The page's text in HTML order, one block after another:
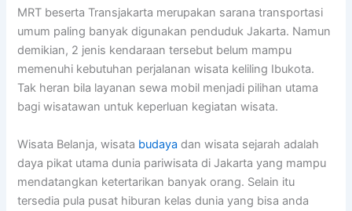
MRT beserta Transjakarta merupakan sarana transportasi
umum paling banyak digunakan penduduk Jakarta. Namun
demikian, 2 jenis kendaraan tersebut belum mampu
memenuhi kebutuhan perjalanan wisata keliling Ibukota.
Tak heran bila layanan sewa mobil menjadi pilihan utama
bagi wisatawan untuk keperluan kegiatan wisata.
Wisata Belanja, wisata budaya dan wisata sejarah adalah
daya pikat utama dunia pariwisata di Jakarta yang mampu
mendatangkan ketertarikan banyak orang. Selain itu
tersedia pula pusat hiburan kelas dunia yang bisa anda